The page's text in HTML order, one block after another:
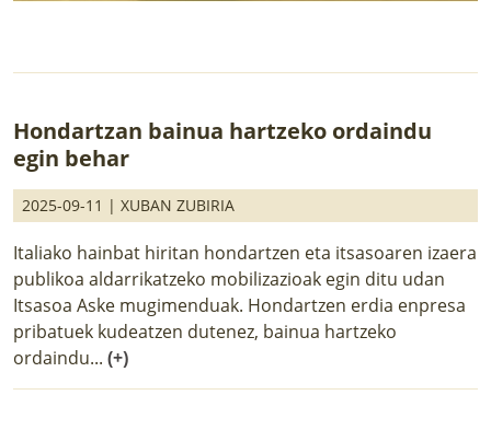
Hondartzan bainua hartzeko ordaindu
egin behar
2025-09-11 | XUBAN ZUBIRIA
Italiako hainbat hiritan hondartzen eta itsasoaren izaera
publikoa aldarrikatzeko mobilizazioak egin ditu udan
Itsasoa Aske mugimenduak. Hondartzen erdia enpresa
pribatuek kudeatzen dutenez, bainua hartzeko
ordaindu... (+)